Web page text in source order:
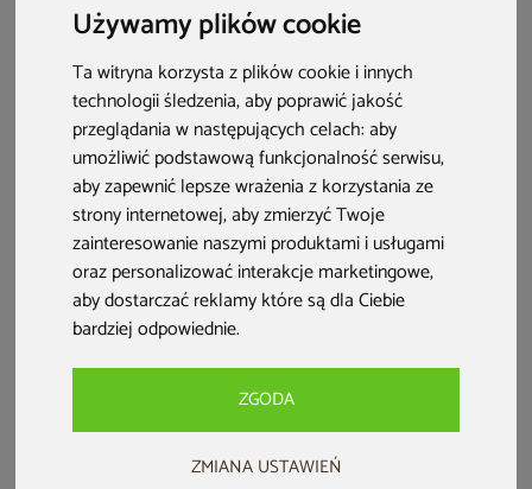
Używamy plików cookie
Ta witryna korzysta z plików cookie i innych
technologii śledzenia, aby poprawić jakość
przeglądania w następujących celach:aby
umożliwić podstawową funkcjonalność serwisu,
aby zapewnić lepsze wrażenia z korzystania ze
strony internetowej,aby zmierzyć Twoje
zainteresowanie naszymi produktami i usługami
oraz personalizować interakcje marketingowe,
aby dostarczać reklamy które są dla Ciebie
bardziej odpowiednie.
ZGODA
ZMIANA USTAWIEŃ
Wybierz bezpieczne miejsce na plac zabaw, oddalone od
potencjalnych zagrożeń, takich jak oczka wodne czy